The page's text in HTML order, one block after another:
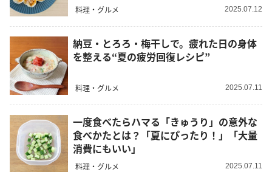
料理・グルメ 2025.07.12
納豆・とろろ・梅干しで。疲れた日の身体
を整える“夏の疲労回復レシピ”
料理・グルメ 2025.07.11
一度食べたらハマる「きゅうり」の意外な
食べかたとは？「夏にぴったり！」「大量
消費にもいい」
料理・グルメ 2025.07.11